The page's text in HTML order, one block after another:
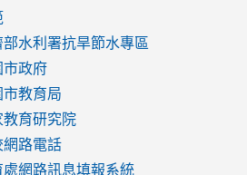
www.youtube.com/watch?
www.youtube.com/watch?
www.youtube.com/watch?
部水利署抗旱節水專區
市政府
市教育局
教育研究院
網路電話
處網路訊息填報系統